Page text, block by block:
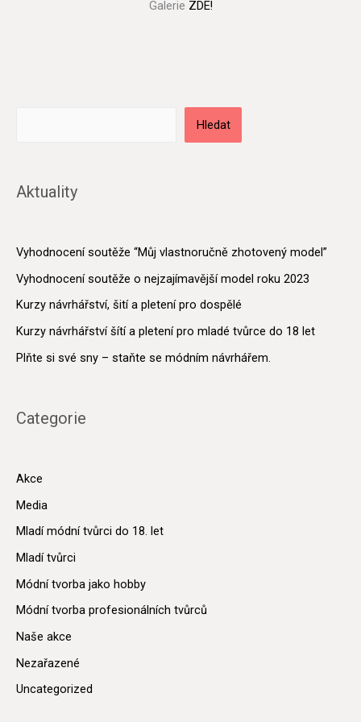
Galerie ZDE!
Hledat
Aktuality
Vyhodnocení soutěže “Můj vlastnoručně zhotovený model”
Vyhodnocení soutěže o nejzajímavější model roku 2023
Kurzy návrhářství, šití a pletení pro dospělé
Kurzy návrhářství šítí a pletení pro mladé tvůrce do 18 let
Plňte si své sny – staňte se módním návrhářem.
Categorie
Akce
Media
Mladí módní tvůrci do 18. let
Mladí tvůrci
Módní tvorba jako hobby
Módní tvorba profesionálních tvůrců
Naše akce
Nezařazené
Uncategorized